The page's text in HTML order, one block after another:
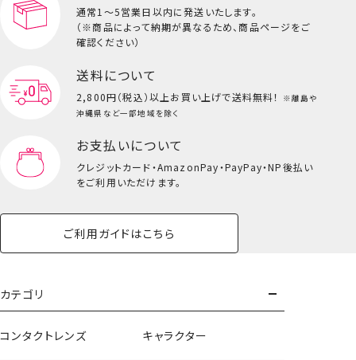
キーホルダー
キッズ一覧を見る
通常1～5営業日以内に発送いたします。
（※商品によって納期が異なるため、商品ページをご
確認ください）
送料について
2,800円（税込）以上お買い上げで送料無料！
※離島や
沖縄県など一部地域を除く
お支払いについて
クレジットカード・AmazonPay・PayPay・NP後払い
をご利用いただけます。
ご利用ガイドはこちら
カテゴリ
コンタクトレンズ キャラクター